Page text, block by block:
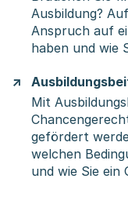
Ausbildung?
Anspruch auf
haben und wie
Mit
gefördert
welchen
und wie Sie ein